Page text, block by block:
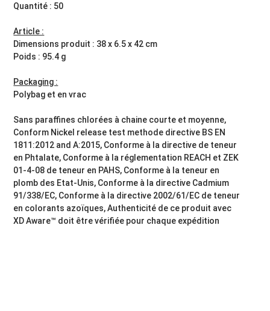
Quantité : 50
Article :
Dimensions produit : 38 x 6.5 x 42 cm
Poids : 95.4 g
Packaging :
Polybag et en vrac
Sans paraffines chlorées à chaine courte et moyenne,
Conform Nickel release test methode directive BS EN
1811:2012 and A:2015, Conforme à la directive de teneur
en Phtalate, Conforme à la réglementation REACH et ZEK
01-4-08 de teneur en PAHS, Conforme à la teneur en
plomb des Etat-Unis, Conforme à la directive Cadmium
91/338/EC, Conforme à la directive 2002/61/EC de teneur
en colorants azoïques, Authenticité de ce produit avec
XD Aware™ doit être vérifiée pour chaque expédition